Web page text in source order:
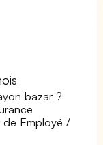
bazar ?
de Employé /